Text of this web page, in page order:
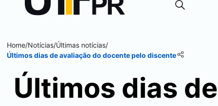
Home/Notícias/Últimas notícias/
Últimos dias de avaliação do docente pelo discente
Últimos dias